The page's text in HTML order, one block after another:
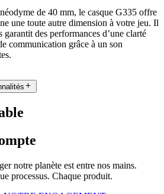
de 40 mm, le casque G335 offre
une toute autre dimension à votre jeu. Il
des performances d’une clarté
communication grâce à un son
notre planète est entre nos mains.
processus. Chaque produit.